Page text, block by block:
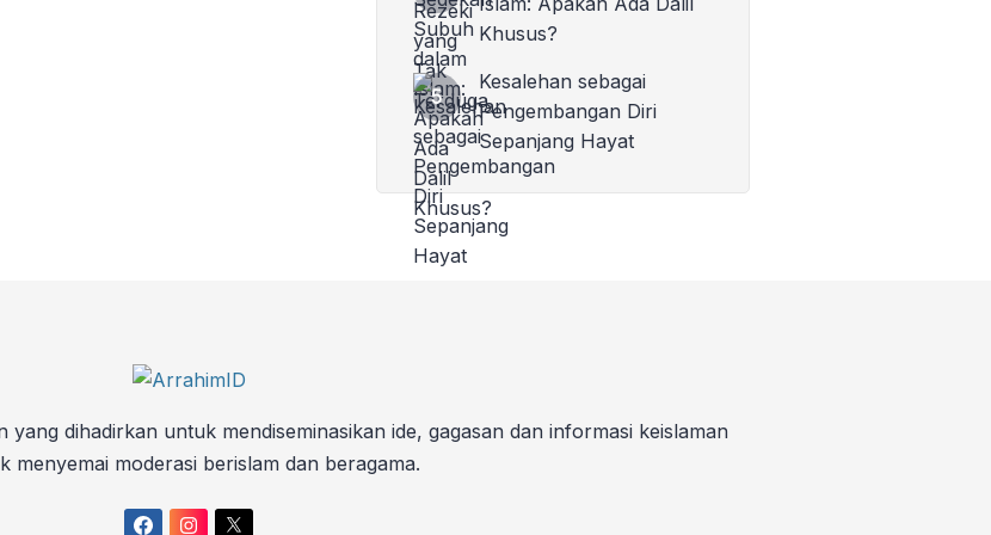
Khusus?
Kesalehan sebagai
Pengembangan Diri
Sepanjang Hayat
dihadirkan untuk mendiseminasikan ide, gagasan dan informasi keislaman
menyemai moderasi berislam dan beragama.